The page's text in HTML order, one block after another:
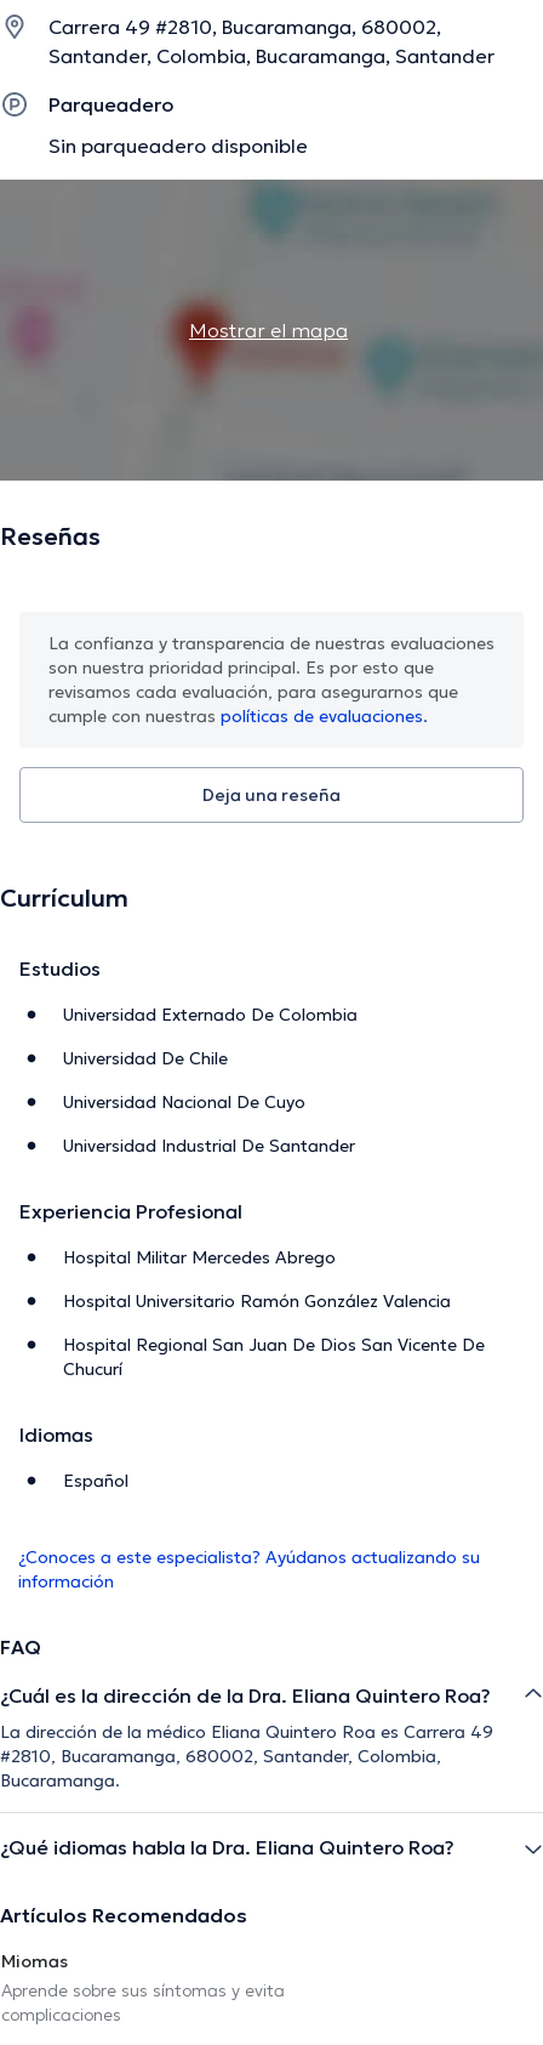
Carrera 49 #2810, Bucaramanga, 680002,
Santander, Colombia, Bucaramanga, Santander
Parqueadero
Sin parqueadero disponible
Mostrar el mapa
Reseñas
La confianza y transparencia de nuestras evaluaciones
son nuestra prioridad principal. Es por esto que
revisamos cada evaluación, para asegurarnos que
cumple con nuestras políticas de evaluaciones.
Deja una reseña
Currículum
Estudios
Universidad Externado De Colombia
Universidad De Chile
Universidad Nacional De Cuyo
Universidad Industrial De Santander
Experiencia Profesional
Hospital Militar Mercedes Abrego
Hospital Universitario Ramón González Valencia
Hospital Regional San Juan De Dios San Vicente De
Chucurí
Idiomas
Español
¿Conoces a este especialista? Ayúdanos actualizando su
información
FAQ
¿Cuál es la dirección de la Dra. Eliana Quintero Roa?
La dirección de la médico Eliana Quintero Roa es Carrera 49
#2810, Bucaramanga, 680002, Santander, Colombia,
Bucaramanga.
¿Qué idiomas habla la Dra. Eliana Quintero Roa?
Artículos Recomendados
Miomas
Aprende sobre sus síntomas y evita
complicaciones